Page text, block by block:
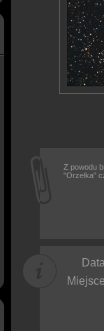
Z powodu
"Orzełka"